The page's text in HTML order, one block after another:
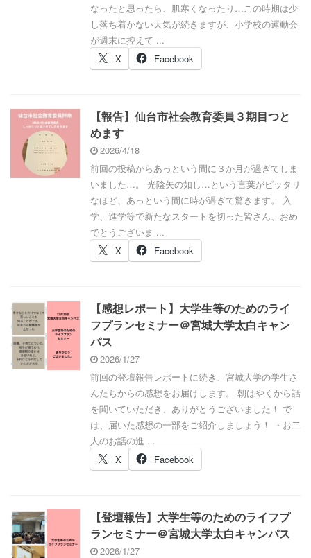
なったと思ったら、肌寒くなったり…この時期は少
し落ち着かない天気が続きますが、小学校の運動会
が週末に控えて ...
X
Facebook
【報告】仙台市社会教育委員３期目つと
めます
2026/4/18
前回の投稿からあっという間に３か月が過ぎてしま
いました…。 光陰矢の如し…という言葉がピッタリ
なほど、あっという間に時が過ぎて驚きます。 入
学、進学等で新たなスタートを切った皆さん、おめ
でとうございま ...
X
Facebook
【感想レポート】大学生等のためのライ
フプランセミナー＠宮城大学太白キャン
パス
2026/1/27
前回の登壇報告レポートに続き、宮城大学の学生さ
んたちからの感想をお届けします。 朝はやくから話
を聞いていただき、ありがとうございました！ で
は、届いた感想の一部をご紹介しましょう！ ・お二
人のお話の進 ...
X
Facebook
【登壇報告】大学生等のためのライフプ
ランセミナー＠宮城大学太白キャンパス
2026/1/27